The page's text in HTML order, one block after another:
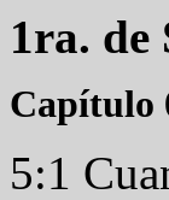
1ra. de
Capítulo
5:1